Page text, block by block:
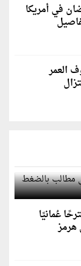
في أمريكا
العمر
مطالب
عُمانيًا
هرمز